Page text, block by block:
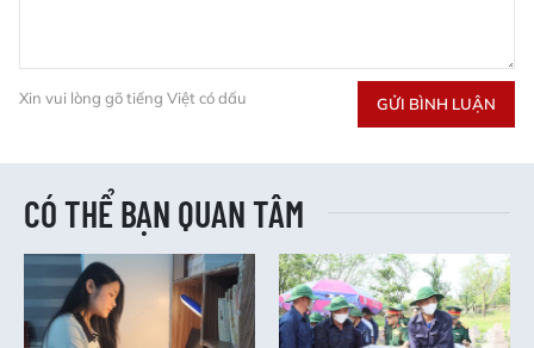
Xin vui lòng gõ tiếng Việt có dấu GỬI BÌNH LUẬN
CÓ THỂ BẠN QUAN TÂM